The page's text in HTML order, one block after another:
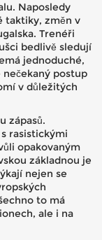
Naposledy
taktiky, změn v
Trenéři
bedlivě sledují
jednoduché,
postup
v důležitých
zápasů.
rasistickými
opakovaným
základnou je
nejen se
to má
ale i na